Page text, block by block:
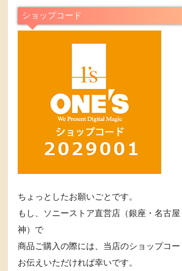
ショップコード
ちょっとしたお願いごとです。
もし、ソニーストア直営店（銀座・名古
神）で
商品ご購入の際には、当店のショップコ
お伝えいただければ幸いです。